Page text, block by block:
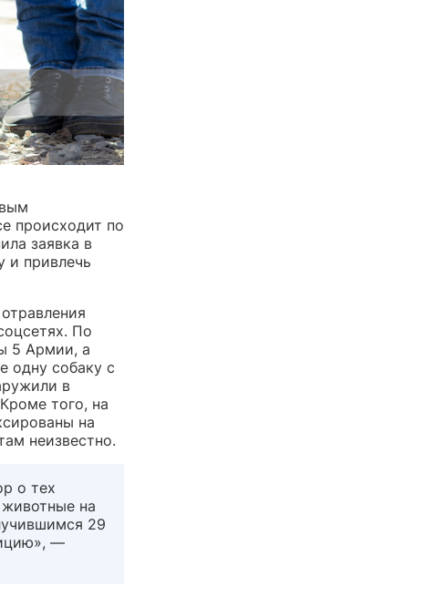
происходит по
заявка в
и привлечь
По
5 Армии, а
одну собаку с
в
того, на
на
неизвестно.
о тех
на
29
—